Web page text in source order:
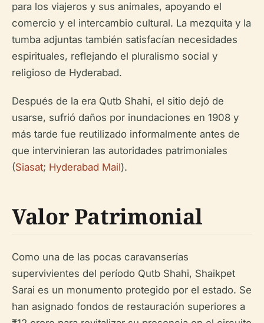
para los viajeros y sus animales, apoyando el
comercio y el intercambio cultural. La mezquita y la
tumba adjuntas también satisfacían necesidades
espirituales, reflejando el pluralismo social y
religioso de Hyderabad.
Después de la era Qutb Shahi, el sitio dejó de
usarse, sufrió daños por inundaciones en 1908 y
más tarde fue reutilizado informalmente antes de
que intervinieran las autoridades patrimoniales
(Siasat; Hyderabad Mail).
Valor Patrimonial
Como una de las pocas caravanserías
supervivientes del período Qutb Shahi, Shaikpet
Sarai es un monumento protegido por el estado. Se
han asignado fondos de restauración superiores a